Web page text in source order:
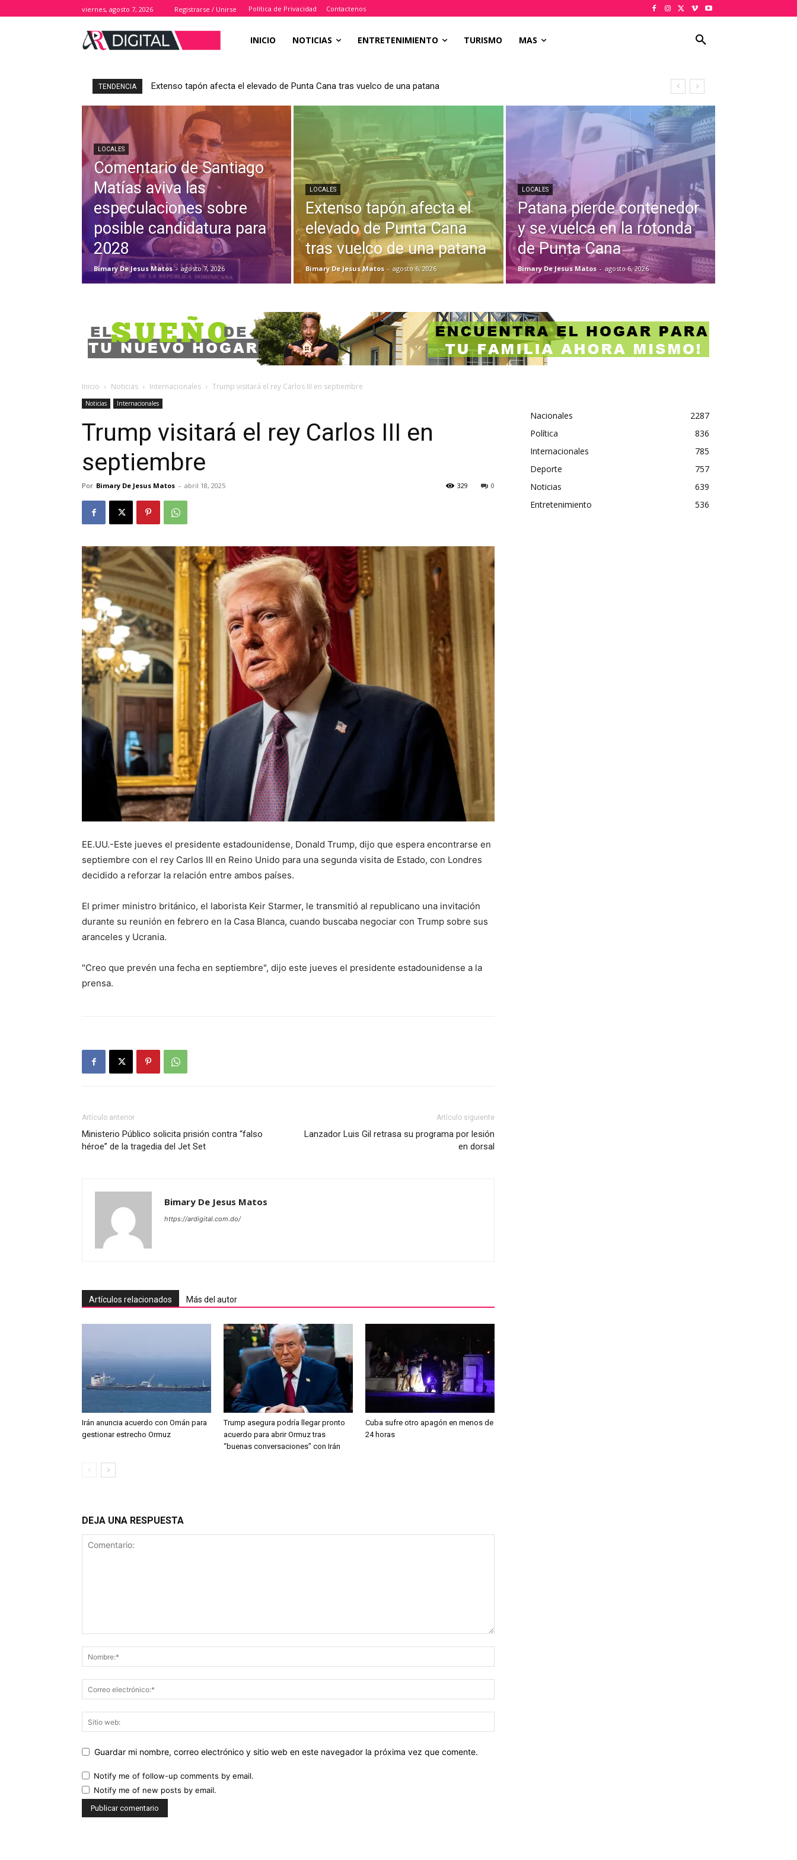
viernes, agosto 7, 2026 Registrarse / Unirse Política de Privacidad Contactenos
INICIO NOTICIAS ENTRETENIMIENTO TURISMO MAS
TENDENCIA Extenso tapón afecta el elevado de Punta Cana tras vuelco de una patana
LOCALES
Comentario de Santiago
Matías aviva las
especulaciones sobre
posible candidatura para
2028
Bimary De Jesus Matos - agosto 7, 2026
LOCALES
Extenso tapón afecta el
elevado de Punta Cana
tras vuelco de una patana
Bimary De Jesus Matos - agosto 6, 2026
LOCALES
Patana pierde contenedor
y se vuelca en la rotonda
de Punta Cana
Bimary De Jesus Matos - agosto 6, 2026
Inicio Noticias Internacionales Trump visitará el rey Carlos III en septiembre
Noticias Internacionales
Trump visitará el rey Carlos III en
septiembre
Por Bimary De Jesus Matos - abril 18, 2025 0
329
EE.UU.-Este jueves el presidente estadounidense, Donald Trump, dijo que espera encontrarse en
septiembre con el rey Carlos III en Reino Unido para una segunda visita de Estado, con Londres
decidido a reforzar la relación entre ambos países.
El primer ministro británico, el laborista Keir Starmer, le transmitió al republicano una invitación
durante su reunión en febrero en la Casa Blanca, cuando buscaba negociar con Trump sobre sus
aranceles y Ucrania.
"Creo que prevén una fecha en septiembre", dijo este jueves el presidente estadounidense a la
prensa.
Artículo anterior
Ministerio Público solicita prisión contra “falso
héroe” de la tragedia del Jet Set
Artículo siguiente
Lanzador Luis Gil retrasa su programa por lesión
en dorsal
Bimary De Jesus Matos
https://ardigital.com.do/
Artículos relacionados Más del autor
Irán anuncia acuerdo con Omán para
gestionar estrecho Ormuz
Trump asegura podría llegar pronto
acuerdo para abrir Ormuz tras
“buenas conversaciones” con Irán
Cuba sufre otro apagón en menos de
24 horas
DEJA UNA RESPUESTA
Guardar mi nombre, correo electrónico y sitio web en este navegador la próxima vez que comente.
Notify me of follow-up comments by email.
Notify me of new posts by email.
Nacionales
2287
Política
836
Internacionales
785
Deporte
757
Noticias
639
Entretenimiento
536